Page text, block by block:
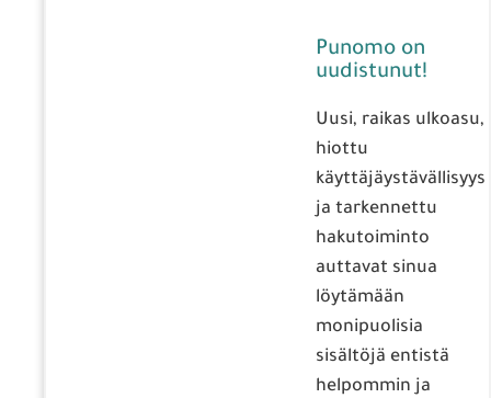
Punomo on
uudistunut!
Uusi, raikas ulkoasu,
hiottu
käyttäjäystävällisyys
ja tarkennettu
hakutoiminto
auttavat sinua
löytämään
monipuolisia
sisältöjä entistä
helpommin ja